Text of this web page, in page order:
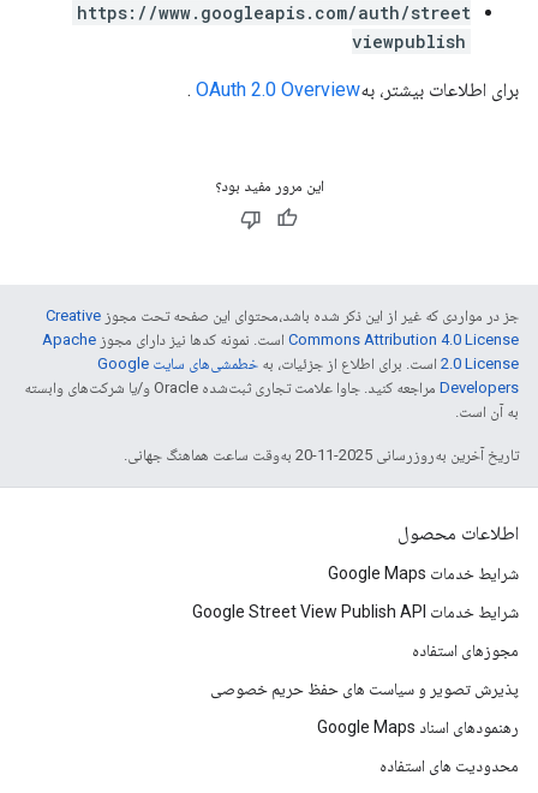
https://www.googleapis.com/auth/street
viewpublish
برای اطلاعات بیشتر، بهOAuth 2.0 Overview
.
این مرور مفید بود؟
جز در مواردی که غیر از این ذکر شده باشد،‌محتوای این صفحه تحت مجوز Creative
Commons Attribution 4.0 License است. نمونه کدها نیز دارای مجوز Apache
2.0 License است. برای اطلاع از جزئیات، به
خطمشی‌های سایت Google
Developers‏
مراجعه کنید. جاوا علامت تجاری ثبت‌شده Oracle و/یا شرکت‌های وابسته
به آن است.
تاریخ آخرین به‌روزرسانی 2025-11-20 به‌وقت ساعت هماهنگ جهانی.
اطلاعات محصول
شرایط خدمات Google Maps
شرایط خدمات Google Street View Publish API
مجوزهای استفاده
پذیرش تصویر و سیاست های حفظ حریم خصوصی
رهنمودهای اسناد Google Maps
محدودیت های استفاده